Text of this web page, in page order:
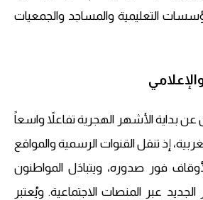
التعليمية والمساجد والجمعيات
بداية الأشهر الهجرية تفاعلاً واسعاً
إذ تنقل القنوات الرسمية والمواقع
الأوقاف فور صدوره، ويتبادَل المواطنون
عبر المنصات الاجتماعية. ويُعتبر